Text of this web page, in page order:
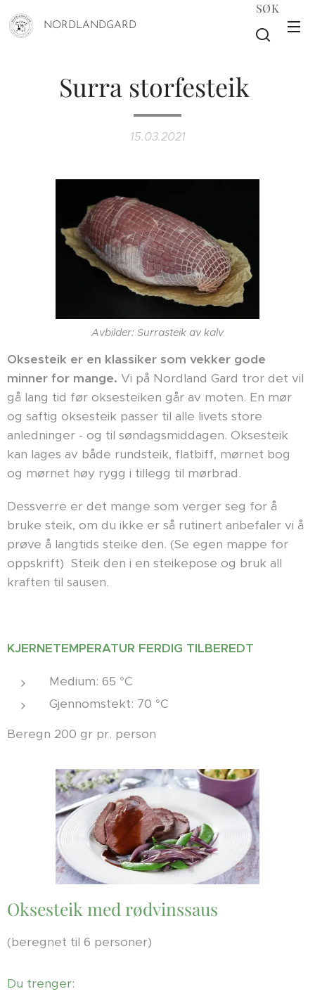
NORDLANDGARD
SØK
Surra storfesteik
15.03.2021
Avbilder: Surrasteik av kalv
Oksesteik er en klassiker som vekker gode
minner for mange. Vi på Nordland Gard tror det vil
gå lang tid før oksesteiken går av moten. En mør
og saftig oksesteik passer til alle livets store
anledninger - og til søndagsmiddagen. Oksesteik
kan lages av både rundsteik, flatbiff, mørnet bog
og mørnet høy rygg i tillegg til mørbrad.
Dessverre er det mange som verger seg for å
bruke steik, om du ikke er så rutinert anbefaler vi å
prøve å langtids steike den. (Se egen mappe for
oppskrift) Steik den i en steikepose og bruk all
kraften til sausen.
KJERNETEMPERATUR FERDIG TILBEREDT
Medium: 65 °C
Gjennomstekt: 70 °C
Beregn 200 gr pr. person
Oksesteik med rødvinssaus
(beregnet til 6 personer)
Du trenger: